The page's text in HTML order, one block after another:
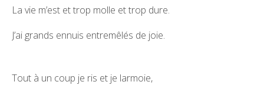
La vie m’est et trop molle et trop dure.
J’ai grands ennuis entremêlés de joie.
Tout à un coup je ris et je larmoie,